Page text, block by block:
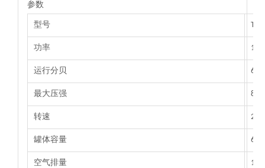
参数
型号
功率
运行分贝 67
最大压强 8.8
转速
罐体容量 6L
空气排量